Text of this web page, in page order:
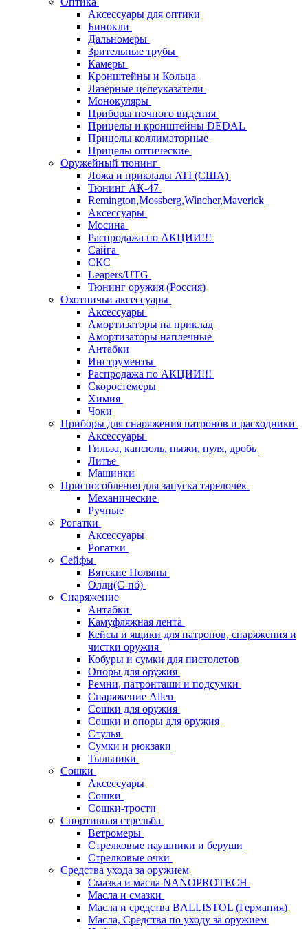
Аксессуары для оптики
Бинокли
Дальномеры
Зрительные трубы
Камеры
Кронштейны и Кольца
Лазерные целеуказатели
Монокуляры
Приборы ночного видения
Прицелы и кронштейны DEDAL
Прицелы коллиматорные
Прицелы оптические
Оружейный тюнинг
Ложа и приклады ATI (США)
Тюнинг АК-47
Remington,Mossberg,Wincher,Maverick
Аксессуары
Мосина
Распродажа по АКЦИИ!!!
Сайга
СКС
Leapers/UTG
Тюнинг оружия (Россия)
Охотничьи аксессуары
Аксессуары
Амортизаторы на приклад
Амортизаторы наплечные
Антабки
Инструменты
Распродажа по АКЦИИ!!!
Скоростемеры
Химия
Чоки
Приборы для снаряжения патронов и расходники
Аксессуары
Гильза, капсюль, пыжи, пуля, дробь
Литье
Машинки
Приспособления для запуска тарелочек
Механические
Ручные
Рогатки
Аксессуары
Рогатки
Сейфы
Вятские Поляны
Олди(С-пб)
Снаряжение
Антабки
Камуфляжная лента
Кейсы и ящики для патронов, снаряжения и
чистки оружия
Кобуры и сумки для пистолетов
Опоры для оружия
Ремни, патронташи и подсумки
Снаряжение Allen
Сошки для оружия
Сошки и опоры для оружия
Стулья
Сумки и рюкзаки
Тыльники
Сошки
Аксессуары
Сошки
Сошки-трости
Спортивная стрельба
Ветромеры
Стрелковые наушники и беруши
Стрелковые очки
Средства ухода за оружием
Смазка и масла NANOPROTECH
Масла и смазки
Масла и средства BALLISTOL (Германия)
Масла, Средства по уходу за оружием